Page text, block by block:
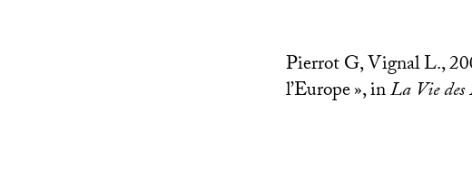
Pierrot G, Vignal L.,
l’Europe», inLa Vie des